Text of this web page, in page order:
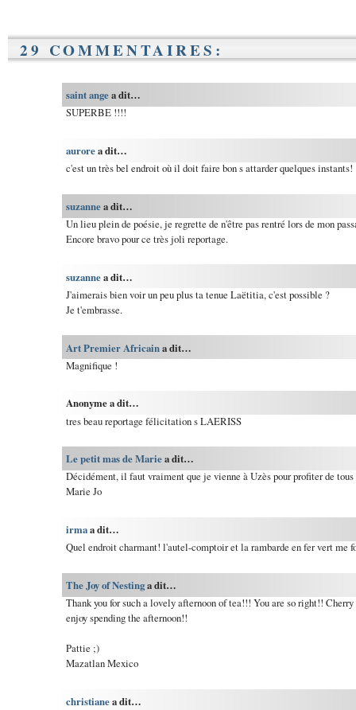
29 COMMENTAIRES:
saint angea dit…
SUPERBE !!!!
aurorea dit…
c'est un très bel endroit où il doit faire bon s attarder quelques instants!
suzannea dit…
Un lieu plein de poésie, je regrette de n'être pas rentré lors de mon
Encore bravo pour ce très joli reportage.
suzannea dit…
J'aimerais bien voir un peu plus ta tenue Laëtitia, c'est possible ?
Je t'embrasse.
Art Premier Africaina dit…
Magnifique !
Anonyme a dit…
tres beau reportage félicitation s LAERISS
Le petit mas de Mariea dit…
Décidément, il faut vraiment que je vienne à Uzès pour profiter de
Marie Jo
irmaa dit…
Quel endroit charmant! l'autel-comptoir et la rambarde en fer vert me
The Joy of Nestinga dit…
Thank you for such a lovely afternoon of tea!!! You are so right!!
enjoy spending the afternoon!!
Pattie ;)
Mazatlan Mexico
christianea dit…